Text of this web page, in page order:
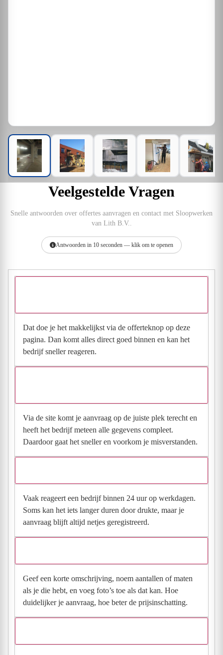
Veelgestelde Vragen
Snelle antwoorden over offertes aanvragen en contact met Sloopwerken
van Lith B.V..
Antwoorden in 10 seconden — klik om te openen
Dat doe je het makkelijkst via de offerteknop op deze
pagina. Dan komt alles direct goed binnen en kan het
bedrijf sneller reageren.
Via de site komt je aanvraag op de juiste plek terecht en
heeft het bedrijf meteen alle gegevens compleet.
Daardoor gaat het sneller en voorkom je misverstanden.
Vaak reageert een bedrijf binnen 24 uur op werkdagen.
Soms kan het iets langer duren door drukte, maar je
aanvraag blijft altijd netjes geregistreerd.
Geef een korte omschrijving, noem aantallen of maten
als je die hebt, en voeg foto’s toe als dat kan. Hoe
duidelijker je aanvraag, hoe beter de prijsinschatting.